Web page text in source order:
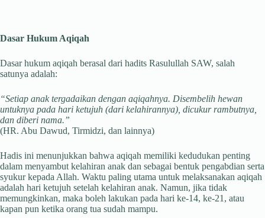
Dasar Hukum Aqiqah
Dasar hukum aqiqah berasal dari hadits Rasulullah SAW, salah
satunya adalah:
“Setiap anak tergadaikan dengan aqiqahnya. Disembelih hewan
untuknya pada hari ketujuh (dari kelahirannya), dicukur rambutnya,
dan diberi nama.”
(HR. Abu Dawud, Tirmidzi, dan lainnya)
Hadis ini menunjukkan bahwa aqiqah memiliki kedudukan penting
dalam menyambut kelahiran anak dan sebagai bentuk pengabdian serta
syukur kepada Allah. Waktu paling utama untuk melaksanakan aqiqah
adalah hari ketujuh setelah kelahiran anak. Namun, jika tidak
memungkinkan, maka boleh lakukan pada hari ke-14, ke-21, atau
kapan pun ketika orang tua sudah mampu.